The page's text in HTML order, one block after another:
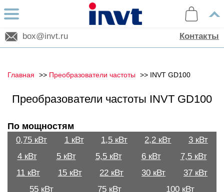
box@invt.ru Контакты
Главная Преобразователи частоты INVT GD100
Преобразователи частоты INVT GD100
По мощностям
0,75 кВт 1 кВт 1,5 кВт 2,2 кВт
3 кВт
4 кВт
5 кВт 5,5 кВт 6 кВт
7,5 кВт
11 кВт
15 кВт 22 кВт 30 кВт
37 кВт
55 кВт
75 кВт 100 кВт